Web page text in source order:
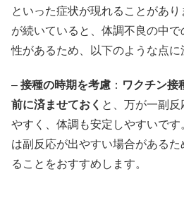
といった症状が現れることがあ
が続いていると、体調不良の中
性があるため、以下のような点に
– 接種の時期を考慮 ： ワクチン接
前に済ませておく と、万が一副反
やすく、体調も安定しやすいで
は副反応が出やすい場合がある
ることをおすすめします。